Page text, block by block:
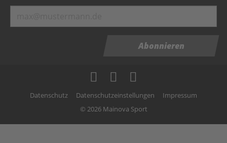
Abonnieren
Datenschutz Datenschutzeinstellungen
Impressum
© 2026 Mainova Sport